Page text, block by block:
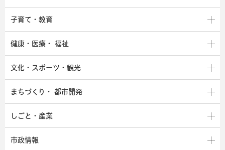
子育て・教育
健康・医療・ 福祉
文化・スポーツ・観光
まちづくり・ 都市開発
しごと・産業
市政情報